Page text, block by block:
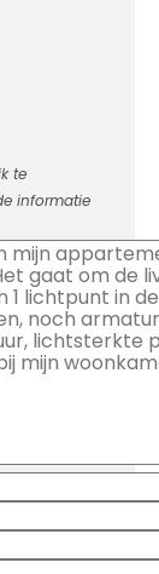
te
informatie